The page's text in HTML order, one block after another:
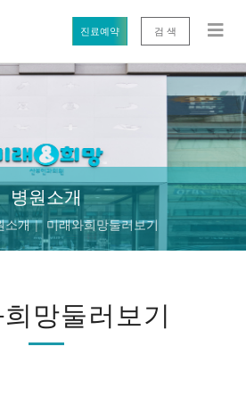
진료예약 검 색
병원소개
소개 미래와희망둘러보기
망둘러보기